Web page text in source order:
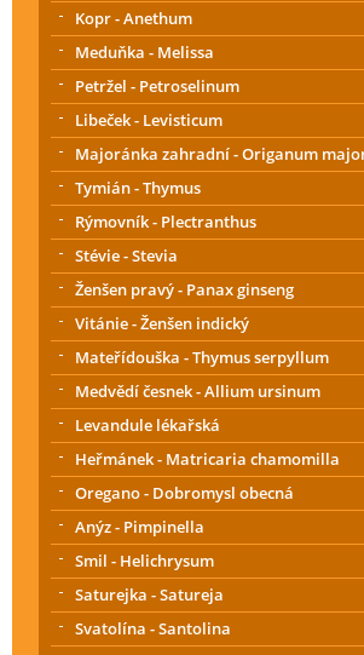
Kopr - Anethum
Meduňka - Melissa
Petržel - Petroselinum
Libeček - Levisticum
Majoránka zahradní - Origanum
Tymián - Thymus
Rýmovník - Plectranthus
Stévie - Stevia
Ženšen pravý - Panax ginseng
Vitánie - Ženšen indický
Mateřídouška - Thymus serpyllum
Medvědí česnek - Allium ursinum
Levandule lékařská
Heřmánek - Matricaria chamomilla
Oregano - Dobromysl obecná
Anýz - Pimpinella
Smil - Helichrysum
Saturejka - Satureja
Svatolína - Santolina